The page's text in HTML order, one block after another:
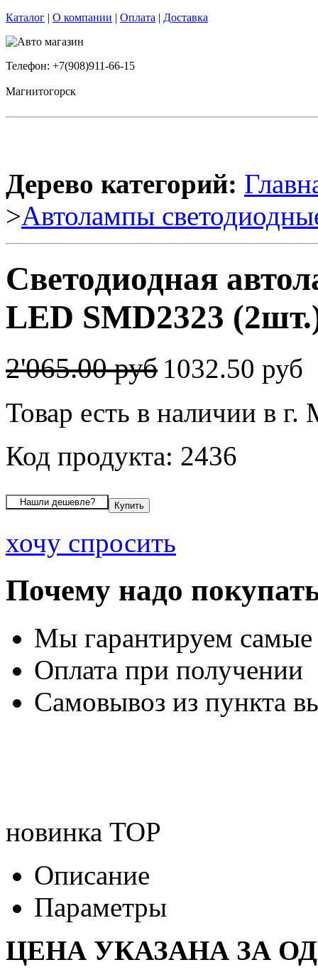
Каталог | О компании | Оплата | Доставка
Телефон: +7(908)911-66-15
Магнитогорск
Дерево категорий:
>Автолампы
Светодиодная
LED SMD2323
2'065.00 руб 1032.50 руб
Товар есть в наличии в г.
Код продукта: 2436
хочу спросить
Почему надо
Мы гарантируем
Оплата при получении
Самовывоз из пункта
новинка TOP
Описание
Параметры
ЦЕНА УКАЗАНА ЗА